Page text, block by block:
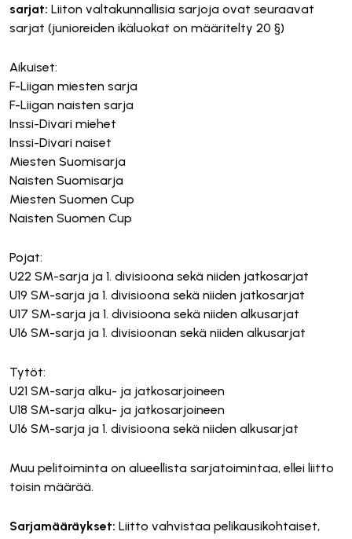
sarjat: Liiton valtakunnallisia sarjoja ovat seuraavat
sarjat (junioreiden ikäluokat on määritelty 20 §)
Aikuiset:
F-Liigan miesten sarja
F-Liigan naisten sarja
Inssi-Divari miehet
Inssi-Divari naiset
Miesten Suomisarja
Naisten Suomisarja
Miesten Suomen Cup
Naisten Suomen Cup
Pojat:
U22 SM-sarja ja 1. divisioona sekä niiden jatkosarjat
U19 SM-sarja ja 1. divisioona sekä niiden jatkosarjat
U17 SM-sarja ja 1. divisioona sekä niiden alkusarjat
U16 SM-sarja ja 1. divisioonan sekä niiden alkusarjat
Tytöt:
U21 SM-sarja alku- ja jatkosarjoineen
U18 SM-sarja alku- ja jatkosarjoineen
U16 SM-sarja ja 1. divisioona sekä niiden alkusarjat
Muu pelitoiminta on alueellista sarjatoimintaa, ellei liitto
toisin määrää.
Sarjamääräykset: Liitto vahvistaa pelikausikohtaiset,